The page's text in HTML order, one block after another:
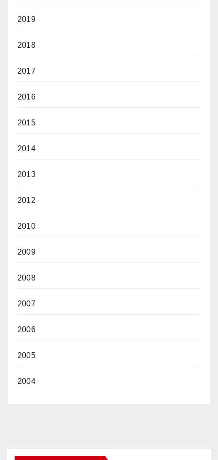
2019
2018
2017
2016
2015
2014
2013
2012
2010
2009
2008
2007
2006
2005
2004